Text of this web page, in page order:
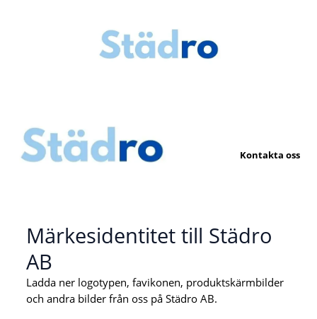
Kontakta oss
Märkesidentitet till Städro
AB
Ladda ner logotypen, favikonen, produktskärmbilder
och andra bilder från oss på Städro AB.